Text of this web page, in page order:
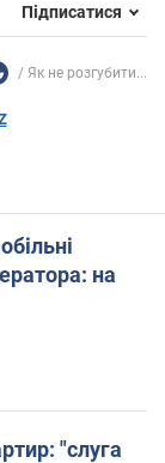
Підписатися
Як не розгубити...
на
"слуга